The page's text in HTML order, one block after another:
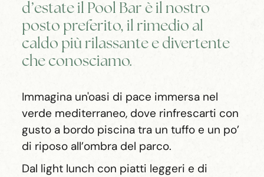
d’estate il Pool Bar è il nostro
posto preferito, il rimedio al
caldo più rilassante e divertente
che conosciamo.
Immagina un'oasi di pace immersa nel
verde mediterraneo, dove rinfrescarti con
gusto a bordo piscina tra un tuffo e un po’
di riposo all’ombra del parco.
Dal light lunch con piatti leggeri e di